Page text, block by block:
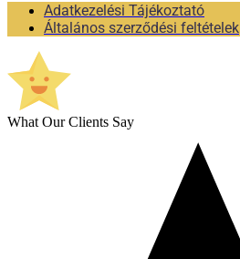
Adatkezelési Tájékoztató
Általános szerződési feltételek
What Our Clients Say